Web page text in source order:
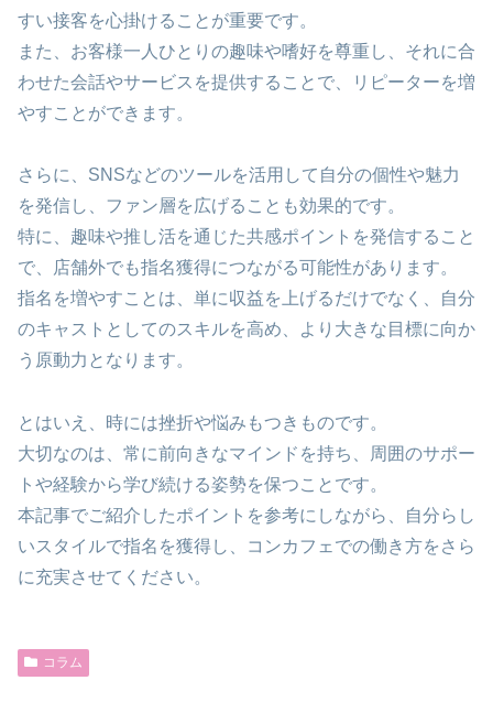
すい接客を心掛けることが重要です。
また、お客様一人ひとりの趣味や嗜好を尊重し、それに合
わせた会話やサービスを提供することで、リピーターを増
やすことができます。
さらに、SNSなどのツールを活用して自分の個性や魅力
を発信し、ファン層を広げることも効果的です。
特に、趣味や推し活を通じた共感ポイントを発信すること
で、店舗外でも指名獲得につながる可能性があります。
指名を増やすことは、単に収益を上げるだけでなく、自分
のキャストとしてのスキルを高め、より大きな目標に向か
う原動力となります。
とはいえ、時には挫折や悩みもつきものです。
大切なのは、常に前向きなマインドを持ち、周囲のサポー
トや経験から学び続ける姿勢を保つことです。
本記事でご紹介したポイントを参考にしながら、自分らし
いスタイルで指名を獲得し、コンカフェでの働き方をさら
に充実させてください。
コラム